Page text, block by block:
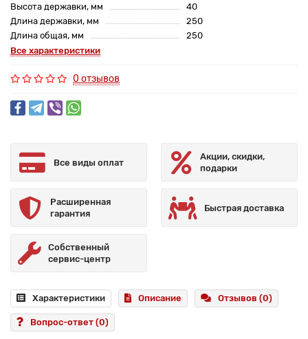
Высота державки, мм
40
Длина державки, мм
250
Длина общая, мм
250
Все характеристики
0 отзывов
Все виды оплат
Акции, скидки,
подарки
Расширенная
гарантия
Быстрая доставка
Собственный
сервис-центр
Характеристики Описание Отзывов (0)
Вопрос-ответ (0)